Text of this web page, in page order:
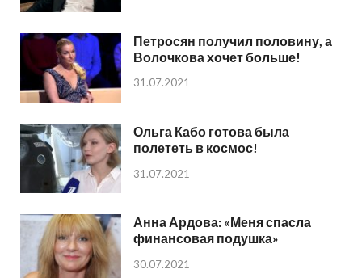
Петросян получил половину, а
Волочкова хочет больше!
31.07.2021
Ольга Кабо готова была
полететь в космос!
31.07.2021
Анна Ардова: «Меня спасла
финансовая подушка»
30.07.2021